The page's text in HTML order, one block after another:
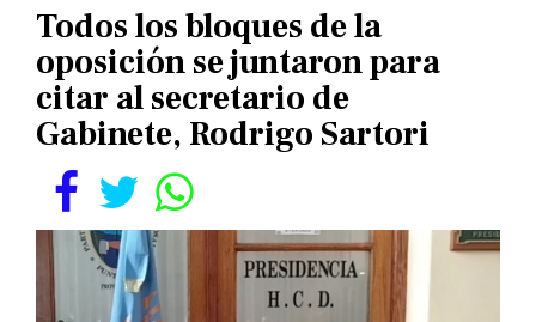
Todos los bloques de la
oposición se juntaron para
citar al secretario de
Gabinete, Rodrigo Sartori